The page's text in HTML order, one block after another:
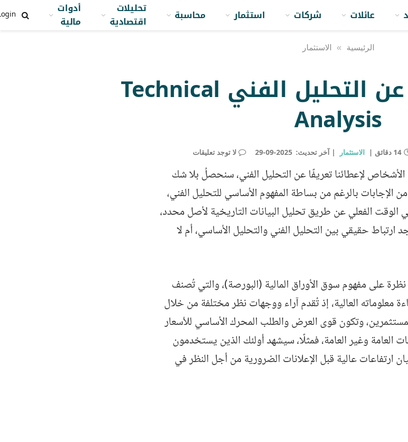
عائلات شركات استثمار محاسبة
تحليلات
اقتصادية
أدوات
مالية
الرئيسية » الاستثمار
مقدمة سريعة عن التحليل الفني Technical
Analysis
14 دقائق الاستثمار آخر تحديث: 2025-09-29 لا توجد تعليقات
لإعطائنا تعريفًا عن التحليل الفني، سنحصلُ بلا شك
بالرغم من بساطة المفهوم الأساسي للتحليل الفني،
الوقت الفعلي عن طريق تحليل البيانات التاريخية لأصل محدد،
ارتباط حقيقي بين التحليل الفني والتحليل الأساسي، أم لا
على مفهوم سوق الأوراق المالية (البورصة)، والتي تُصنف
معلوماته العالية، إذ تُقدم آراء ووجهات نظر مختلفة من خلال
وتكون قوى العرض والطلب المحرك الأساسي للأسعار
العامة وغير العامة، فمثلًا، سيشهد أولئك الذين يستخدمون
ارتفاعات عالية قبل الإعلانات الضرورية من أجل النظر في